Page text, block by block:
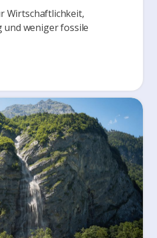
Wirtschaftlichkeit,
weniger fossile